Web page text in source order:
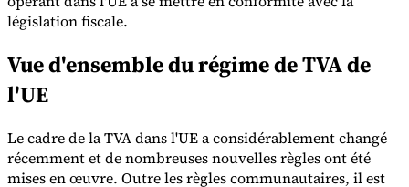
La fiscalité indirecte dans le commerce électroniqueLa VAT dans la
région du Golfe Comment élaborer un cadre de contrôle de la
fiscalité indirecte
législation fiscale.
Vue d'ensemble du régime de TVA de
l'UE
Le cadre de la TVA dans l'UE a considérablement changé
récemment et de nombreuses nouvelles règles ont été
mises en œuvre. Outre les règles communautaires, il est